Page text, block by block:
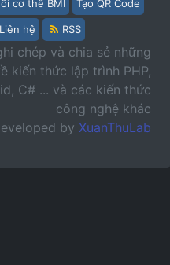
cơ thể BMI Tạo QR Code
Liên hệ RSS
chép và chia sẻ những
kiến thức lập trình PHP,
C# ... và các kiến thức
công nghệ khác
by XuanThuLab